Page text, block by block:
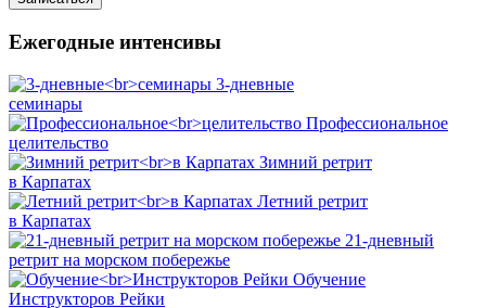
Ежегодные интенсивы
3-дневные
семинары
Профессиональное
целительство
Зимний ретрит
в Карпатах
Летний ретрит
в Карпатах
21-дневный
ретрит на морском побережье
Обучение
Инструкторов Рейки